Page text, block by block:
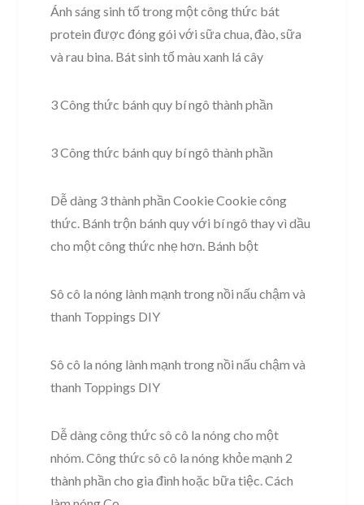
Ánh sáng sinh tố trong một công thức bát
protein được đóng gói với sữa chua, đào, sữa
và rau bina. Bát sinh tố màu xanh lá cây
3 Công thức bánh quy bí ngô thành phần
3 Công thức bánh quy bí ngô thành phần
Dễ dàng 3 thành phần Cookie Cookie công
thức. Bánh trộn bánh quy với bí ngô thay vì dầu
cho một công thức nhẹ hơn. Bánh bột
Sô cô la nóng lành mạnh trong nồi nấu chậm và
thanh Toppings DIY
Sô cô la nóng lành mạnh trong nồi nấu chậm và
thanh Toppings DIY
Dễ dàng công thức sô cô la nóng cho một
nhóm. Công thức sô cô la nóng khỏe mạnh 2
thành phần cho gia đình hoặc bữa tiệc. Cách